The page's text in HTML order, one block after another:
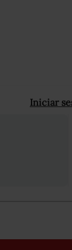
Iniciar